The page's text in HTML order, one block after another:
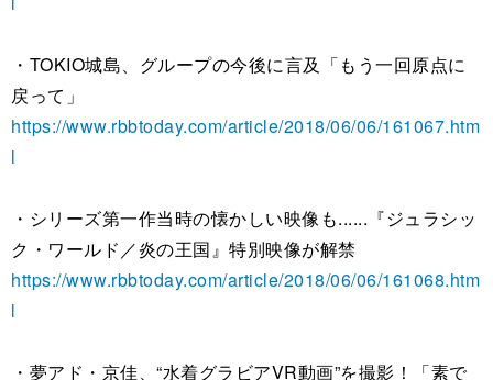
・TOKIO城島、グループの今後に言及「もう一回原点に
戻って」
https://www.rbbtoday.com/article/2018/06/06/161067.htm
l
・シリーズ第一作当時の懐かしい映像も......『ジュラシッ
ク・ワールド／炎の王国』特別映像が解禁
https://www.rbbtoday.com/article/2018/06/06/161068.htm
l
・夢アド・京佳、“水着グラビアVR動画”を撮影！「素で